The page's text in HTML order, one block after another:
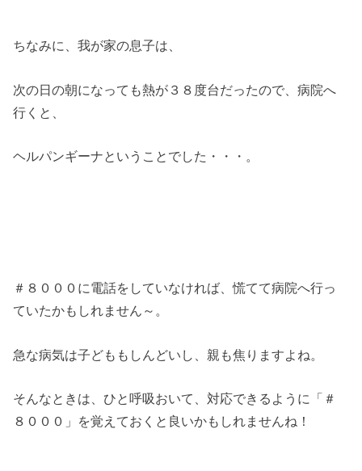
ちなみに、我が家の息子は、
次の日の朝になっても熱が３８度台だったので、病院へ
行くと、
ヘルパンギーナということでした・・・。
＃８０００に電話をしていなければ、慌てて病院へ行っ
ていたかもしれません～。
急な病気は子どももしんどいし、親も焦りますよね。
そんなときは、ひと呼吸おいて、対応できるように「＃
８０００」を覚えておくと良いかもしれませんね！